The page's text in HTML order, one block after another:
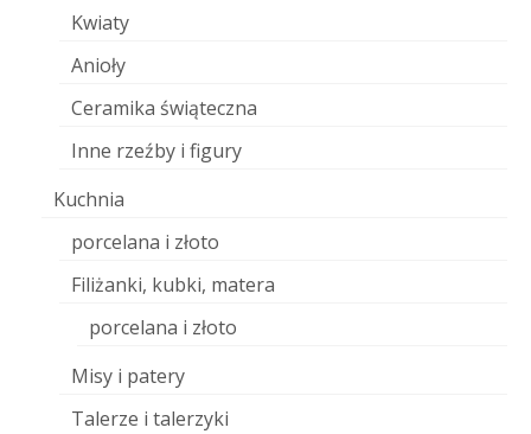
Kwiaty
Anioły
Ceramika świąteczna
Inne rzeźby i figury
Kuchnia
porcelana i złoto
Filiżanki, kubki, matera
porcelana i złoto
Misy i patery
Talerze i talerzyki